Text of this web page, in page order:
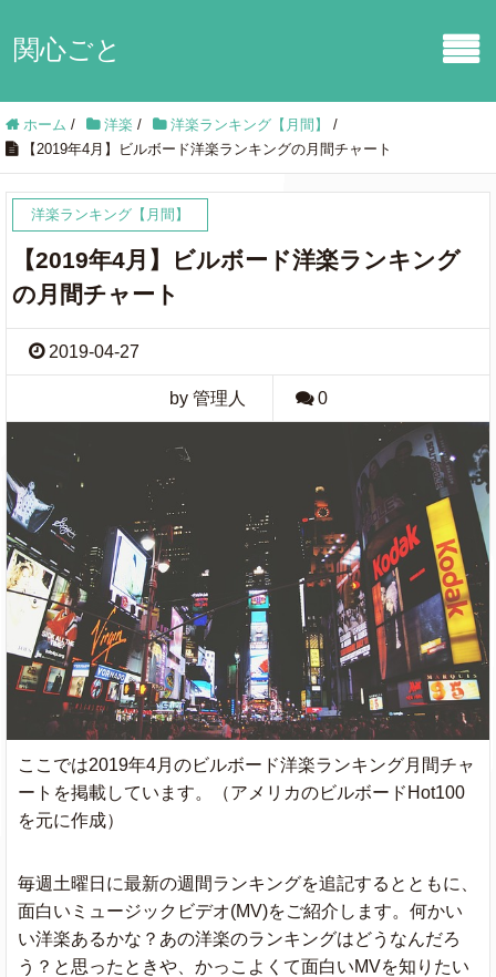
関心ごと
ホーム / 洋楽 / 洋楽ランキング【月間】
/
【2019年4月】ビルボード洋楽ランキングの月間チャート
洋楽ランキング【月間】
【2019年4月】ビルボード洋楽ランキング
の月間チャート
2019-04-27
by 管理人 0
ここでは2019年4月のビルボード洋楽ランキング月間チャ
ートを掲載しています。（アメリカのビルボードHot100
を元に作成）
毎週土曜日に最新の週間ランキングを追記するとともに、
面白いミュージックビデオ(MV)をご紹介します。何かい
い洋楽あるかな？あの洋楽のランキングはどうなんだろ
う？と思ったときや、かっこよくて面白いMVを知りたい